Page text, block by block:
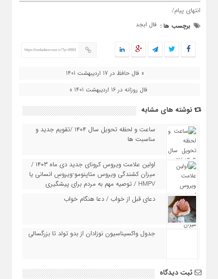
انتهای پیام/
برچسب ها : فال ابجد
https://nodademrooz.ir/?p=8984
« فال حافظ در 17 اردیبهشت 1401
فال روزانه در 16 اردیبهشت 1401 »
نوشته های مشابه
ساعت و لحظه تحویل سال ۱۴۰۴ /تقویم جدید و
مناسبت ها
اولین علامت ویروس کرونای جدید دی ماه ۱۴۰۳ /
میزان کشندگی ویروس متاپنومو-ویروسِ انسانی یا
HMPV / توصیه مهم به مردم برای پیشگیری
دعای قبل از خواب / دعا هنگام خواب
جدول واکسیناسیون نوزادان از بدو تولد تا بزرگسالی
ثبت دیدگاه